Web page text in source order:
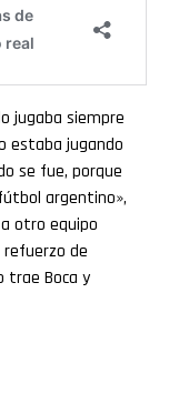
jugaba siempre
estaba jugando
se fue, porque
argentino»,
otro equipo
de
trae Boca y